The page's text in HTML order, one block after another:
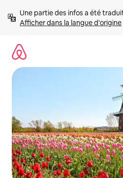
directement
Afficher dans la langue d'origine